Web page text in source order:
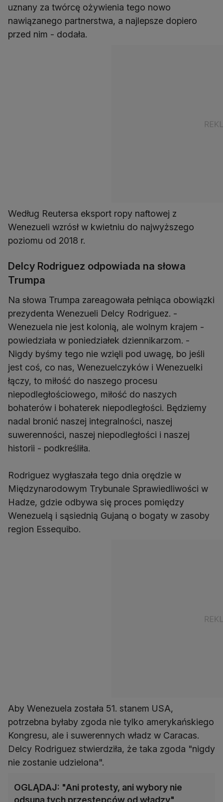
uznany za twórcę ożywienia tego nowo
nawiązanego partnerstwa, a najlepsze dopiero
przed nim - dodała.
Według Reutersa eksport ropy naftowej z
Wenezueli wzrósł w kwietniu do najwyższego
poziomu od 2018 r.
Delcy Rodriguez odpowiada na słowa
Trumpa
Na słowa Trumpa zareagowała pełniąca obowiązki
prezydenta Wenezueli Delcy Rodriguez. -
Wenezuela nie jest kolonią, ale wolnym krajem -
powiedziała w poniedziałek dziennikarzom. -
Nigdy byśmy tego nie wzięli pod uwagę, bo jeśli
jest coś, co nas, Wenezuelczyków i Wenezuelki
łączy, to miłość do naszego procesu
niepodległościowego, miłość do naszych
bohaterów i bohaterek niepodległości. Będziemy
nadal bronić naszej integralności, naszej
suwerenności, naszej niepodległości i naszej
historii - podkreśliła.
Rodriguez wygłaszała tego dnia orędzie w
Międzynarodowym Trybunale Sprawiedliwości w
Hadze, gdzie odbywa się proces pomiędzy
Wenezuelą i sąsiednią Gujaną o bogaty w zasoby
region Essequibo.
Aby Wenezuela została 51. stanem USA,
potrzebna byłaby zgoda nie tylko amerykańskiego
Kongresu, ale i suwerennych władz w Caracas.
Delcy Rodriguez stwierdziła, że taka zgoda "nigdy
nie zostanie udzielona".
OGLĄDAJ: "Ani protesty, ani wybory nie
odsuną tych przestępców od władzy"